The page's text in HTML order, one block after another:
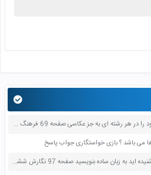
یکی از هنرمندان معاصر مورد علاقه خود را در هر رشته ای به جز عکاسی صفحه 69 فرهنگ و هنر نهم
می باشد ؟ بازی خواستگاری جواب پاسخ
یکی از حکایت هایی را که تا به حال شنیده اید به زبان ساده بنویسید صفحه 97 نگارش ششم دبستان